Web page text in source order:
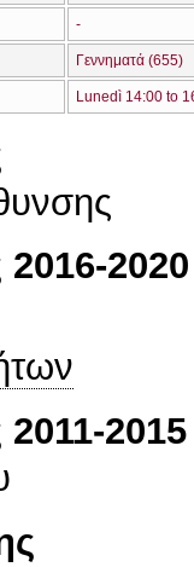
-
Γεννηματά (655)
Lunedì 14:00 to
2020
2015